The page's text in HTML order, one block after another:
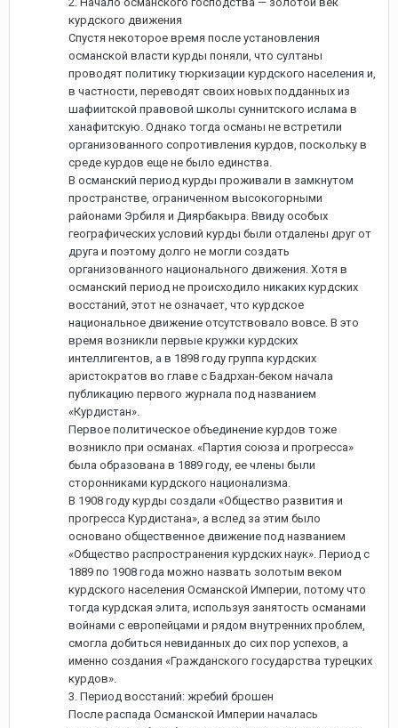
курдского движения
Спустя некоторое время после установления
османской власти курды поняли, что султаны
проводят политику тюркизации курдского населения и,
в частности, переводят своих новых подданных из
шафиитской правовой школы суннитского ислама в
ханафитскую. Однако тогда османы не встретили
организованного сопротивления курдов, поскольку в
среде курдов еще не было единства.
В османский период курды проживали в замкнутом
пространстве, ограниченном высокогорными
районами Эрбиля и Диярбакыра. Ввиду особых
географических условий курды были отдалены друг от
друга и поэтому долго не могли создать
организованного национального движения. Хотя в
османский период не происходило никаких курдских
восстаний, этот не означает, что курдское
национальное движение отсутствовало вовсе. В это
время возникли первые кружки курдских
интеллигентов, а в 1898 году группа курдских
аристократов во главе с Бадрхан-беком начала
публикацию первого журнала под названием
«Курдистан».
Первое политическое объединение курдов тоже
возникло при османах. «Партия союза и прогресса»
была образована в 1889 году, ее члены были
сторонниками курдского национализма.
В 1908 году курды создали «Общество развития и
прогресса Курдистана», а вслед за этим было
основано общественное движение под названием
«Общество распространения курдских наук». Период с
1889 по 1908 года можно назвать золотым веком
курдского населения Османской Империи, потому что
тогда курдская элита, используя занятость османами
войнами с европейцами и рядом внутренних проблем,
смогла добиться невиданных до сих пор успехов, а
именно создания «Гражданского государства турецких
курдов».
3. Период восстаний: жребий брошен
После распада Османской Империи началась